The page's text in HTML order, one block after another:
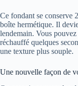
Ce fondant se conserve
boîte hermétique. Il
lendemain. Vous
réchauffé quelques
une texture plus souple.
Une nouvelle façon de